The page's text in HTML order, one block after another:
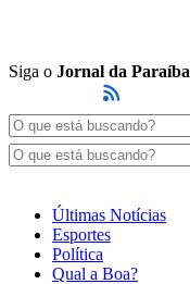
Siga o Jornal da Paraíba
Últimas Notícias
Esportes
Política
Qual a Boa?